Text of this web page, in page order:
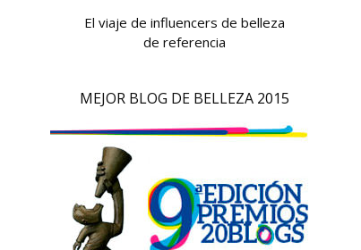
El viaje de influencers de belleza
de referencia
MEJOR BLOG DE BELLEZA 2015